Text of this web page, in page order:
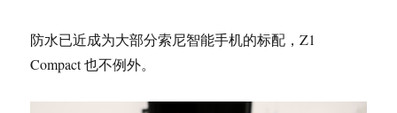
防水已近成为大部分索尼智能手机的标配，Z1
Compact 也不例外。